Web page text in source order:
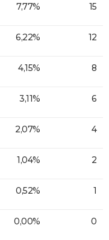
7,77% 15
6,22% 12
4,15% 8
3,11% 6
2,07% 4
1,04% 2
0,52% 1
0,00% 0